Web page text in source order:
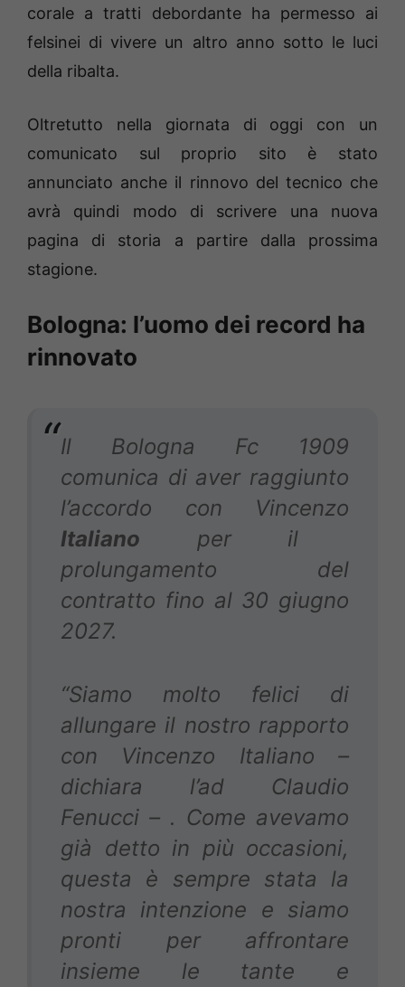
corale a tratti debordante ha permesso ai
felsinei di vivere un altro anno sotto le luci
della ribalta.
Oltretutto nella giornata di oggi con un
comunicato sul proprio sito è stato
annunciato anche il rinnovo del tecnico che
avrà quindi modo di scrivere una nuova
pagina di storia a partire dalla prossima
stagione.
Bologna: l’uomo dei record ha
rinnovato
Il Bologna Fc 1909
comunica di aver raggiunto
l’accordo con Vincenzo
Italiano per il
prolungamento del
contratto fino al 30 giugno
2027.
“Siamo molto felici di
allungare il nostro rapporto
con Vincenzo Italiano –
dichiara l’ad Claudio
Fenucci – . Come avevamo
già detto in più occasioni,
questa è sempre stata la
nostra intenzione e siamo
pronti per affrontare
insieme le tante e